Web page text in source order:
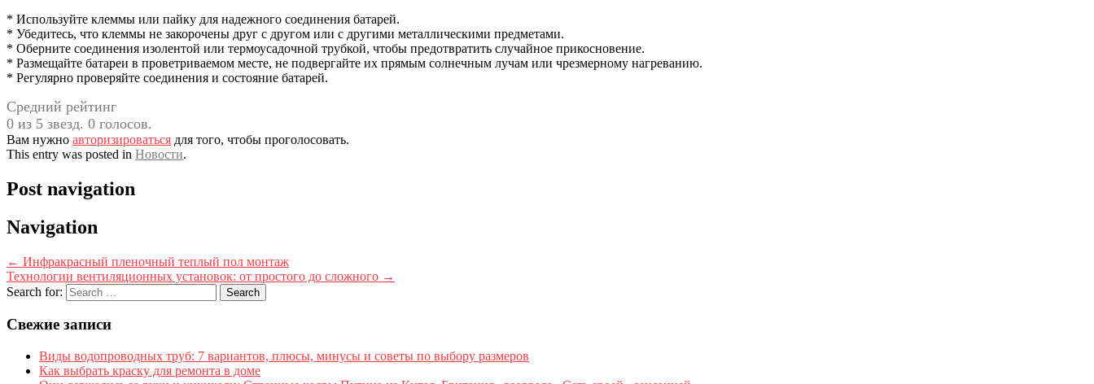
* Используйте клеммы или пайку для надежного соединения батарей.
* Убедитесь, что клеммы не закорочены друг с другом или с другими металлическими предметами.
* Оберните соединения изолентой или термоусадочной трубкой, чтобы предотвратить случайное прикосновение.
* Размещайте батареи в проветриваемом месте, не подвергайте их прямым солнечным лучам или чрезмерному нагреванию.
* Регулярно проверяйте соединения и состояние батарей.
Средний рейтинг
0 из 5 звезд. 0 голосов.
Вам нужно авторизироваться для того, чтобы проголосовать.
This entry was posted in Новости.
Post navigation
Navigation
← Инфракрасный пленочный теплый пол монтаж
Технологии вентиляционных установок: от простого до сложного →
Search for:
Свежие записи
Виды водопроводных труб: 7 вариантов, плюсы, минусы и советы по выбору размеров
Как выбрать краску для ремонта в доме